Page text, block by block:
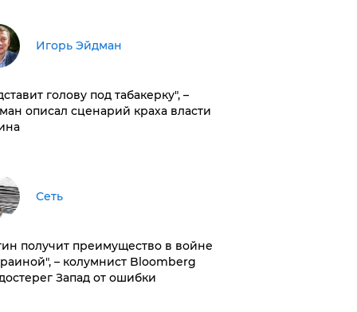
Игорь Эйдман
голову под табакерку", –
описал сценарий краха власти
Сеть
получит преимущество в войне
– колумнист Bloomberg
Запад от ошибки